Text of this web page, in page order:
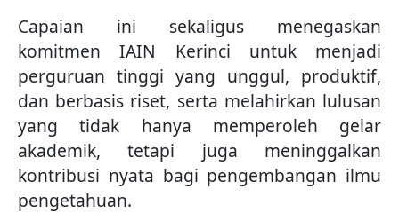
Capaian ini sekaligus menegaskan
komitmen IAIN Kerinci untuk menjadi
perguruan tinggi yang unggul, produktif,
dan berbasis riset, serta melahirkan lulusan
yang tidak hanya memperoleh gelar
akademik, tetapi juga meninggalkan
kontribusi nyata bagi pengembangan ilmu
pengetahuan.